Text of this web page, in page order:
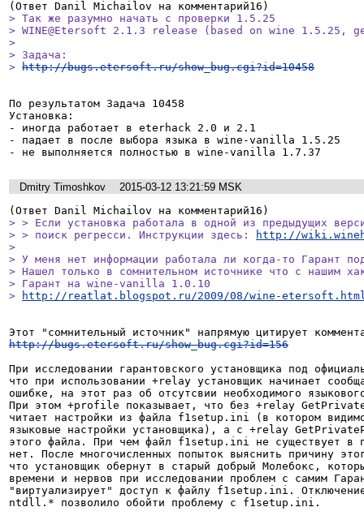
> Так же разумно начать с проверки 1.5.25
> WINE@Etersoft 2.1.3 release (based on wine 1.5.25,
>
> Задача:
> http://bugs.etersoft.ru/show_bug.cgi?id=10458
По результатом Задача 10458
Установка:
- иногда работает в eterhack 2.0 и 2.1
- падает в после выбора языка в wine-vanilla 1.5.25
- не выполняется полностью в wine-vanilla 1.7.37
Dmitry Timoshkov
2015-03-12 13:21:59 MSK
> > Если установка работала в одной из предыдущих
> > поиск регресси. Инструкции здесь:
http://
>
> У меня нет информации работала ли когда-то Гарант
> Нашел только в сомнительном источнике что с нашим
> Гарант на wine-vanilla 1.0.10
>
http://reatlat.blogspot.ru/2009/08/wine-
http://bugs.etersoft.ru/show_bug.cgi?id=156
При исследовании гарантовского установщика под
что при использовании +relay установщик начинает
ошибке, на этот раз об отсутсвии необходимого
При этом +profile показывает, что без +relay
читает настройки из файла f1setup.ini (в котором
языковые настройки установщика), а с +relay
этого файла. При чем файл f1setup.ini не существует в
нет. После многочисленных попыток выяснить причину
что установщик обернут в старый добрый Молебокс,
времени и нервов при исследовании проблем с самим
"виртуализирует" доступ к файлу f1setup.ini.
ntdll.* позволило обойти проблему с f1setup.ini.